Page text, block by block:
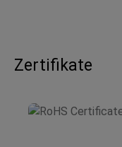
Zertifikate